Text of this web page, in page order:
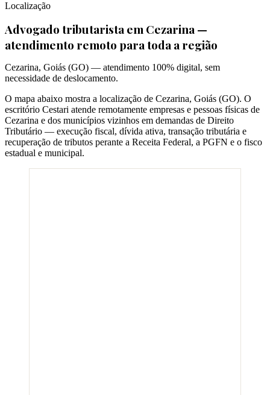
Localização
Advogado tributarista em Cezarina —
atendimento remoto para toda a região
Cezarina, Goiás (GO) — atendimento 100% digital, sem
necessidade de deslocamento.
O mapa abaixo mostra a localização de Cezarina, Goiás (GO). O
escritório Cestari atende remotamente empresas e pessoas físicas de
Cezarina e dos municípios vizinhos em demandas de Direito
Tributário — execução fiscal, dívida ativa, transação tributária e
recuperação de tributos perante a Receita Federal, a PGFN e o fisco
estadual e municipal.